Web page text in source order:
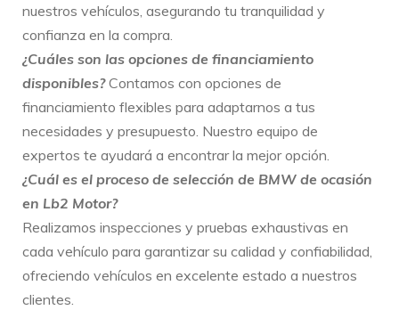
nuestros vehículos, asegurando tu tranquilidad y
confianza en la compra.
¿Cuáles son las opciones de financiamiento
disponibles?Contamos con opciones de
financiamiento flexibles para adaptarnos a tus
necesidades y presupuesto. Nuestro equipo de
expertos te ayudará a encontrar la mejor opción.
¿Cuál es el proceso de selección de BMW de ocasión
en Lb2 Motor?
Realizamos inspecciones y pruebas exhaustivas en
cada vehículo para garantizar su calidad y confiabilidad,
ofreciendo vehículos en excelente estado a nuestros
clientes.